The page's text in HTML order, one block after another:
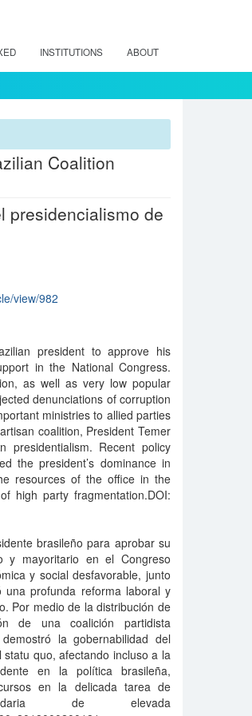
INSTITUTIONS ABOUT
Coalition
presidencialismo de
view/982
president to approve his
in the National Congress.
as well as very low popular
denunciations of corruption
ministries to allied parties
coalition, President Temer
presidentialism. Recent policy
the president’s dominance in
resources of the office in the
high party fragmentation.DOI:
brasileño para aprobar su
y mayoritario en el Congreso
y social desfavorable, junto
una profunda reforma laboral y
Por medio de la distribución de
de una coalición partidista
la gobernabilidad del
quo, afectando incluso a la
en la política brasileña,
en la delicada tarea de
de elevada